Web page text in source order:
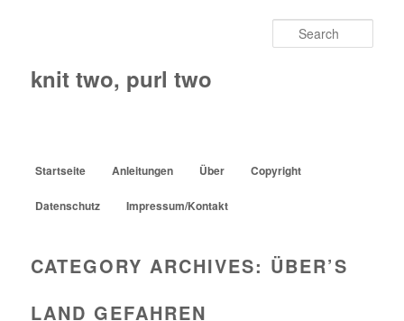
knit two, purl two
Main menu
Skip to primary content
Skip to secondary content
Startseite Anleitungen Über Copyright
Datenschutz Impressum/Kontakt
CATEGORY ARCHIVES: ÜBER’S
LAND GEFAHREN